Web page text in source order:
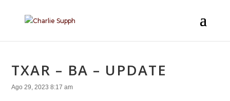
TXAR – BA – UPDATE
Ago 29, 2023 8:17 am